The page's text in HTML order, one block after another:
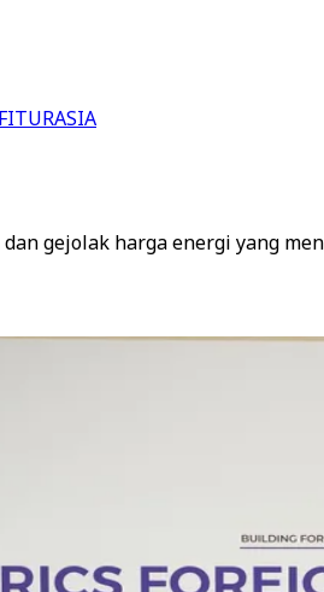
FITURASIA
gejolak harga energi yang